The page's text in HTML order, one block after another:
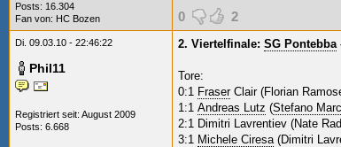
Posts: 16.304
Fan von: HC Bozen 0 2
Di. 09.03.10 - 22:46:22
Phil11
Registriert seit: August 2009
Posts: 6.668
2. Viertelfinale: SG Pontebba
Tore:
0:1 FraserClair (Florian
1:1 Andreas Lutz (Stefano
2:1 Dimitri Lavrentiev (Nate
3:1 Michele Ciresa(Dimitri